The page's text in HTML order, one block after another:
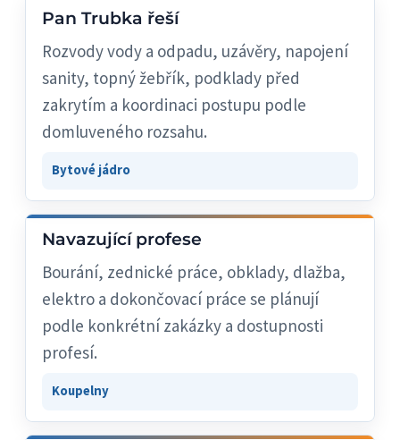
Pan Trubka řeší
Rozvody vody a odpadu, uzávěry, napojení
sanity, topný žebřík, podklady před
zakrytím a koordinaci postupu podle
domluveného rozsahu.
Bytové jádro
Navazující profese
Bourání, zednické práce, obklady, dlažba,
elektro a dokončovací práce se plánují
podle konkrétní zakázky a dostupnosti
profesí.
Koupelny